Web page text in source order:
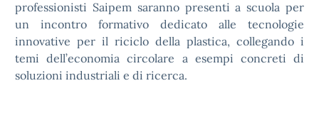
professionisti Saipem saranno presenti a scuola per
un incontro formativo dedicato alle tecnologie
innovative per il riciclo della plastica, collegando i
temi dell’economia circolare a esempi concreti di
soluzioni industriali e di ricerca.